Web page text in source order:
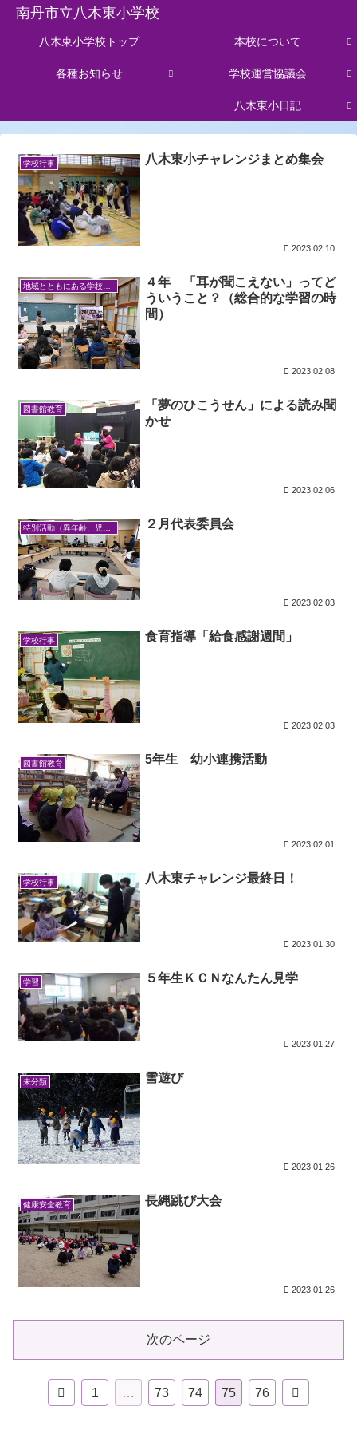
南丹市立八木東小学校
八木東小学校トップ 本校について
各種お知らせ 学校運営協議会
八木東小日記
学校行事 八木東小チャレンジまとめ集会
2023.02.10
４年 「耳が聞こえない」ってど
ういうこと？（総合的な学習の時
間）
2023.02.08
図書館教育
「夢のひこうせん」による読み聞
かせ
2023.02.06
２月代表委員会
2023.02.03
学校行事 食育指導「給食感謝週間」
2023.02.03
図書館教育 5年生 幼小連携活動
2023.02.01
学校行事 八木東チャレンジ最終日！
2023.01.30
学習 ５年生ＫＣＮなんたん見学
2023.01.27
未分類 雪遊び
2023.01.26
健康安全教育 長縄跳び大会
2023.01.26
次のページ
1 … 73 74 75 76